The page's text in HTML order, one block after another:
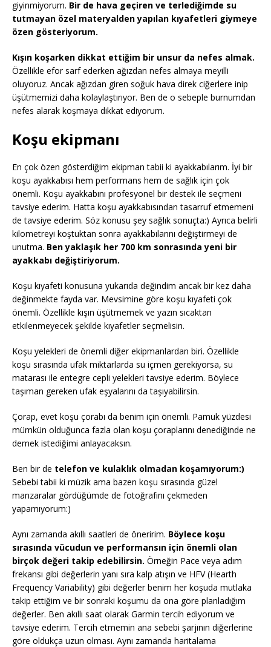
giyinmiyorum. Bir de hava geçiren ve terlediğimde su
tutmayan özel materyalden yapılan kıyafetleri giymeye
özen gösteriyorum.
Kışın koşarken dikkat ettiğim bir unsur da nefes almak.
Özellikle efor sarf ederken ağızdan nefes almaya meyilli
oluyoruz. Ancak ağızdan giren soğuk hava direk ciğerlere inip
üşütmemizi daha kolaylaştırıyor. Ben de o sebeple burnumdan
nefes alarak koşmaya dikkat ediyorum.
Koşu ekipmanı
En çok özen gösterdiğim ekipman tabii ki ayakkabılarım. İyi bir
koşu ayakkabısı hem performans hem de sağlık için çok
önemli. Koşu ayakkabını profesyonel bir destek ile seçmeni
tavsiye ederim. Hatta koşu ayakkabısından tasarruf etmemeni
de tavsiye ederim. Söz konusu şey sağlık sonuçta:) Ayrıca belirli
kilometreyi koştuktan sonra ayakkabılarını değiştirmeyi de
unutma. Ben yaklaşık her 700 km sonrasında yeni bir
ayakkabı değiştiriyorum.
Koşu kıyafeti konusuna yukarıda değindim ancak bir kez daha
değinmekte fayda var. Mevsimine göre koşu kıyafeti çok
önemli. Özellikle kışın üşütmemek ve yazın sıcaktan
etkilenmeyecek şekilde kıyafetler seçmelisin.
Koşu yelekleri de önemli diğer ekipmanlardan biri. Özellikle
koşu sırasında ufak miktarlarda su içmen gerekiyorsa, su
matarası ile entegre cepli yelekleri tavsiye ederim. Böylece
taşıman gereken ufak eşyalarını da taşıyabilirsin.
Çorap, evet koşu çorabı da benim için önemli. Pamuk yüzdesi
mümkün olduğunca fazla olan koşu çoraplarını denediğinde ne
demek istediğimi anlayacaksın.
Ben bir de telefon ve kulaklık olmadan koşamıyorum:)
Sebebi tabii ki müzik ama bazen koşu sırasında güzel
manzaralar gördüğümde de fotoğrafını çekmeden
yapamıyorum:)
Aynı zamanda akıllı saatleri de öneririm. Böylece koşu
sırasında vücudun ve performansın için önemli olan
birçok değeri takip edebilirsin. Örneğin Pace veya adım
frekansı gibi değerlerin yanı sıra kalp atışın ve HFV (Hearth
Frequency Variability) gibi değerler benim her koşuda mutlaka
takip ettiğim ve bir sonraki koşumu da ona göre planladığım
değerler. Ben akıllı saat olarak Garmin tercih ediyorum ve
tavsiye ederim. Tercih etmemin ana sebebi şarjının diğerlerine
göre oldukça uzun olması. Aynı zamanda haritalama